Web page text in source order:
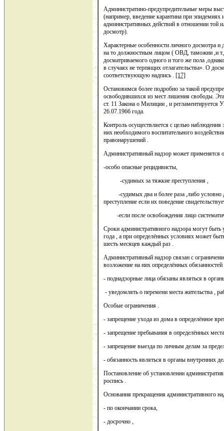
Администратино-предупредительные меры
(например, введение карантина при
административных действий в отношении той
досмотр).
Характерные особенности личного досмотра
на то должностным лицом ( ОВД, таможни ,и
досматриваемого одного и того же пола
в случаях не терпящих отлагательства». О
соответствующую надпись . [17]
Остановимся более подробно за такой
освободившихся из мест лишения свободы.
ст. 11 Закона о Милиции , и
26.07.1966 года.
Контроль осуществляется с целью
них необходимого воспитательного
правонарушений .
Административный надзор может применятся
-особо опасные рецидивисты,
-судимых за тяжкие преступления ,
-судимых два и более раза ,либо условно
преступление если их поведение
-если после освобождения лицо
Сроки административного надзора могут
года , а при определённых условиях может
шесть месяцев каждый раз .
Административный надзор связан с
возложение на них определённых обязанностей
- поднадзорные лица обязаны являться в
- уведомлять о перемени места жительства ,
Особые ограничения .
- запрещение ухода из дома в определённое
- запрещение пребывания в определённых
- запрещение выезда по личным делам за
- обязанность являться в органы внутренних
Постановление об установлении
роспись .
Основания прекращения административного
- по окончании срока,
- досрочно ,